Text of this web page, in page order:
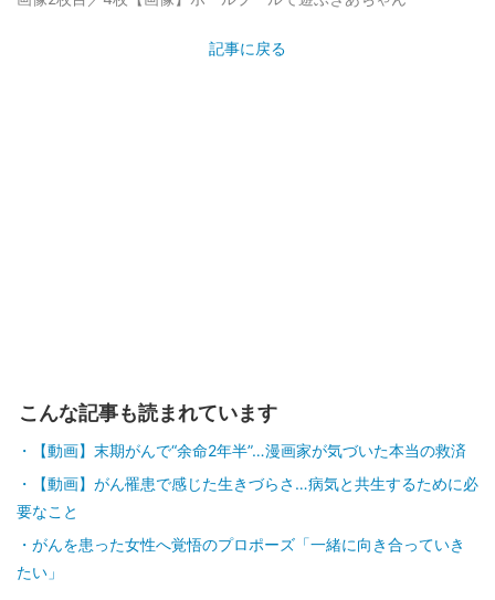
記事に戻る
こんな記事も読まれています
【動画】末期がんで“余命2年半”…漫画家が気づいた本当の救済
【動画】がん罹患で感じた生きづらさ…病気と共生するために必
要なこと
がんを患った女性へ覚悟のプロポーズ「一緒に向き合っていき
たい」